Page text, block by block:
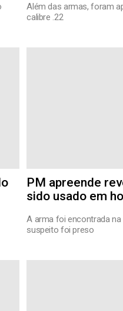
Além das armas, foram
calibre .22
PM apreende
sido usado em
A arma foi encontrada
suspeito foi preso